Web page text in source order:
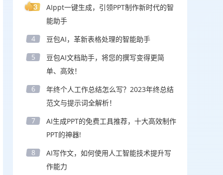
AIppt一键生成，引领PPT制作新时代的智
能助手
4
豆包AI，革新表格处理的智能助手
5
豆包AI文档助手，将您的撰写变得更简
单、高效！
6
年终个人工作总结怎么写？2023年终总结
范文与提示词全解析！
7
AI生成PPT的免费工具推荐，十大高效制作
PPT的神器!
8
AI写作文，如何使用人工智能技术提升写
作能力